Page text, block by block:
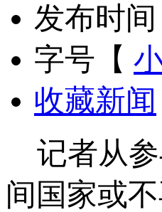
发布时间
字号【
收藏新闻
记者从参
间国家或